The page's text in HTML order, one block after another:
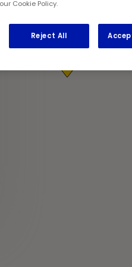
Cookie Policy.
Reject All